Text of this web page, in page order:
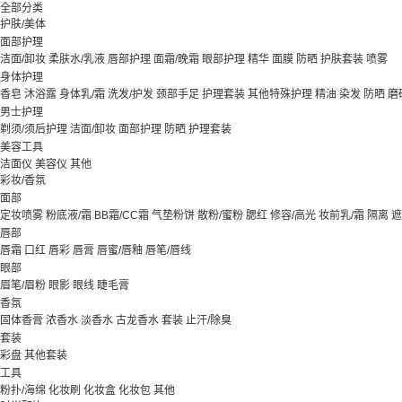
全部分类
护肤/美体
面部护理
洁面/卸妆 柔肤水/乳液 唇部护理 面霜/晚霜 眼部护理 精华 面膜 防晒 护肤套装 喷雾
身体护理
香皂 沐浴露 身体乳/霜 洗发/护发 颈部手足 护理套装 其他特殊护理 精油 染发 防晒 磨
男士护理
剃须/须后护理 洁面/卸妆 面部护理 防晒 护理套装
美容工具
洁面仪 美容仪 其他
彩妆/香氛
面部
定妆喷雾 粉底液/霜 BB霜/CC霜 气垫粉饼 散粉/蜜粉 腮红 修容/高光 妆前乳/霜 隔离
唇部
唇霜 口红 唇彩 唇膏 唇蜜/唇釉 唇笔/唇线
眼部
眉笔/眉粉 眼影 眼线 睫毛膏
香氛
固体香膏 浓香水 淡香水 古龙香水 套装 止汗/除臭
套装
彩盘 其他套装
工具
粉扑/海绵 化妆刷 化妆盒 化妆包 其他